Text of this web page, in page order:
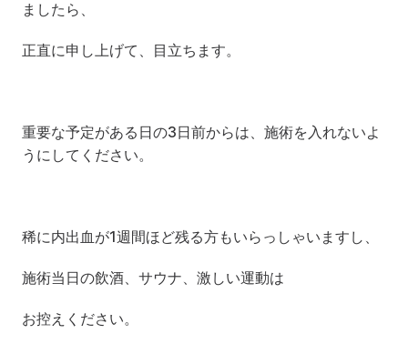
ましたら、
正直に申し上げて、目立ちます。
重要な予定がある日の3日前からは、施術を入れないよ
うにしてください。
稀に内出血が1週間ほど残る方もいらっしゃいますし、
施術当日の飲酒、サウナ、激しい運動は
お控えください。